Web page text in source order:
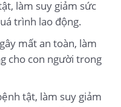
làm suy giảm sức
trình lao động.
mất an toàn, làm
cho con người trong
tật, làm suy giảm